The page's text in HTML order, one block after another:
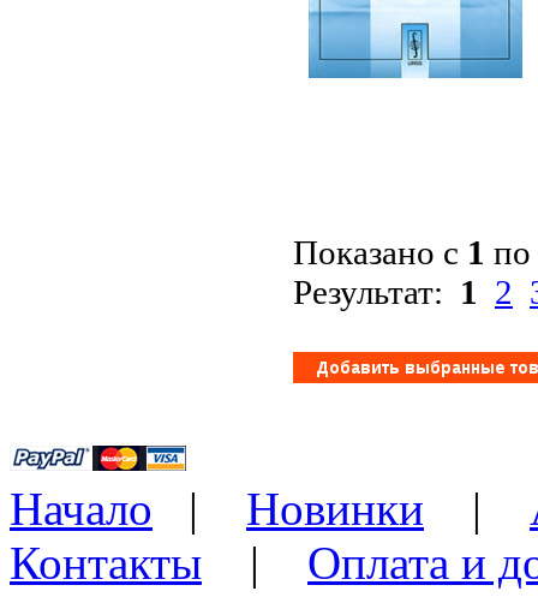
Показано с 1 по
Результат: 1 2
Начало | Новинки |
Контакты | Оплата и